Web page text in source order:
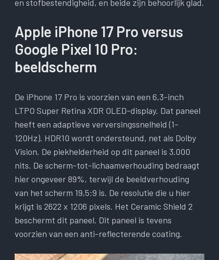
en stofbestendigheid, en beide zijn behoorlijk glad.
Apple iPhone 17 Pro versus
Google Pixel 10 Pro:
beeldscherm
De iPhone 17 Pro is voorzien van een 6,3-inch
LTPO Super Retina XDR OLED-display. Dat paneel
heeft een adaptieve verversingssnelheid (1-
120Hz). HDR10 wordt ondersteund, net als Dolby
Vision. De piekhelderheid op dit paneel is 3.000
nits. De scherm-tot-lichaamverhouding bedraagt ​​
hier ongeveer 89%, terwijl de beeldverhouding
van het scherm 19,5:9 is. De resolutie die u hier
krijgt is 2622 x 1206 pixels. Het Ceramic Shield 2
beschermt dit paneel. Dit paneel is tevens
voorzien van een anti-reflecterende coating.